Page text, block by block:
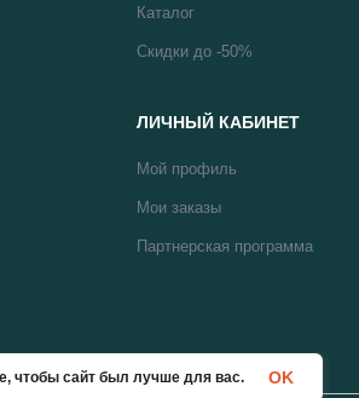
Каталог
Скидки до -50%
ЛИЧНЫЙ КАБИНЕТ
Мой профиль
Мои заказы
Партнерская программа
чтобы сайт был лучше для вас. OK